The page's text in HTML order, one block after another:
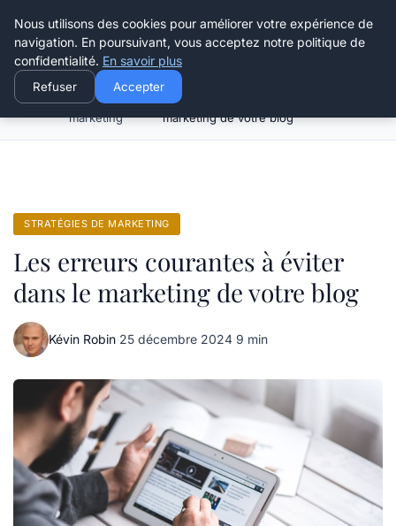
Henry Panky
Stratégies de
marketing
Les erreurs courantes à éviter dans le
marketing de votre blog
STRATÉGIES DE MARKETING
Les erreurs courantes à éviter
dans le marketing de votre blog
Kévin Robin·25 décembre 2024·9 min
Nous utilisons des cookies pour améliorer votre expérience de
navigation. En poursuivant, vous acceptez notre politique de
confidentialité. En savoir plus
Refuser Accepter